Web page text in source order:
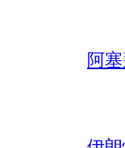
阿